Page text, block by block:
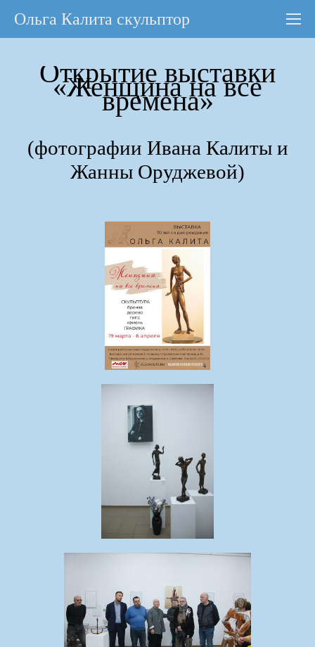
Ольга Калита скульптор
Открытие выставки
«Женщина на все
времена»
(фотографии Ивана Калиты и
Жанны Оруджевой)